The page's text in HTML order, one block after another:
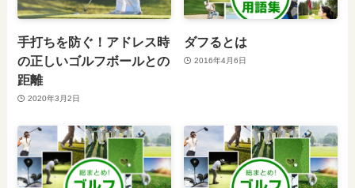
手打ちを防ぐ！アドレス時
の正しいゴルフボールとの
距離
2020年3月2日
ダフるとは
2016年4月6日